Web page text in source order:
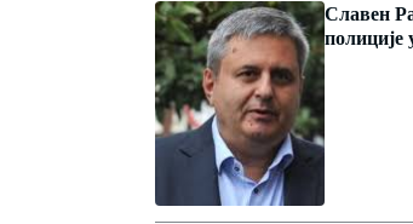
Славен
полиције